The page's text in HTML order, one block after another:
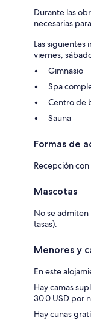
Durante las
necesarias
Las siguientes
viernes,
Gimnasio
Spa
Centro de
Sauna
Formas de
Recepción
Mascotas
No se admiten
tasas).
Menores y
En este
Hay camas
30.0 USD por
Hay cunas